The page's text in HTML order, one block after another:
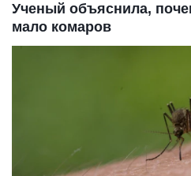
Ученый объяснила,
мало комаров